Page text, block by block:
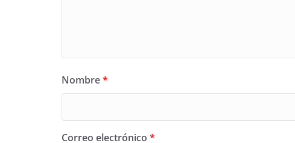
Nombre*
Correo electrónico *